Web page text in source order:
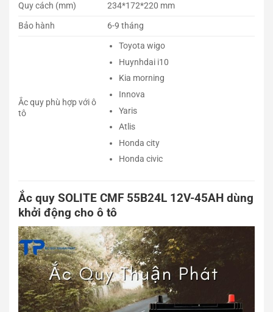
Quy cách (mm)
234*172*220 mm
Bảo hành
6-9 tháng
Ắc quy phù hợp với ô
tô
Toyota wigo
Huynhdai i10
Kia morning
Innova
Yaris
Atlis
Honda city
Honda civic
Ắc quy SOLITE CMF 55B24L 12V-45AH dùng
khởi động cho ô tô